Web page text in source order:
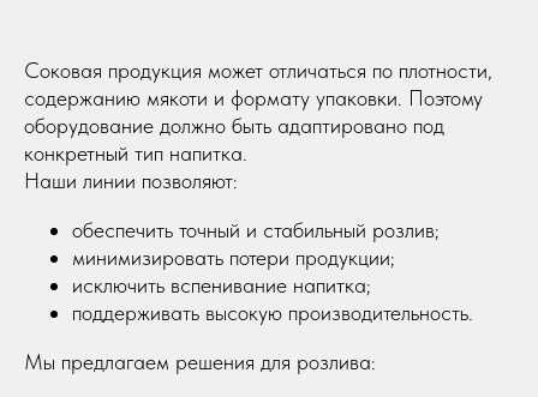
Соковая продукция может отличаться по плотности,
содержанию мякоти и формату упаковки. Поэтому
оборудование должно быть адаптировано под
конкретный тип напитка.
Наши линии позволяют:
обеспечить точный и стабильный розлив;
минимизировать потери продукции;
исключить вспенивание напитка;
поддерживать высокую производительность.
Мы предлагаем решения для розлива: